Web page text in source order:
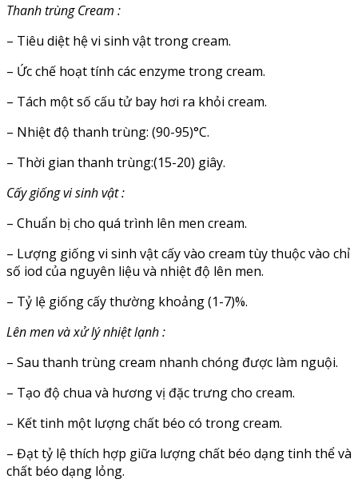
Thanh trùng Cream :
– Tiêu diệt hệ vi sinh vật trong cream.
– Ức chế hoạt tính các enzyme trong cream.
– Tách một số cấu tử bay hơi ra khỏi cream.
– Nhiệt độ thanh trùng: (90-95)°C.
– Thời gian thanh trùng:(15-20) giây.
Cấy giống vi sinh vật :
– Chuẩn bị cho quá trình lên men cream.
– Lượng giống vi sinh vật cấy vào cream tùy thuộc vào chỉ
số iod của nguyên liệu và nhiệt độ lên men.
– Tỷ lệ giống cấy thường khoảng (1-7)%.
Lên men và xử lý nhiệt lạnh :
– Sau thanh trùng cream nhanh chóng được làm nguội.
– Tạo độ chua và hương vị đặc trưng cho cream.
– Kết tinh một lượng chất béo có trong cream.
– Đạt tỷ lệ thích hợp giữa lượng chất béo dạng tinh thể và
chất béo dạng lỏng.